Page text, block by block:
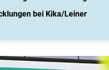
bei Kika/Leiner